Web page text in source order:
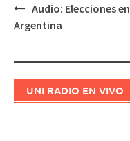
Navegación
de
Audio: Elecciones en
Argentina
UNI RADIO EN VIVO